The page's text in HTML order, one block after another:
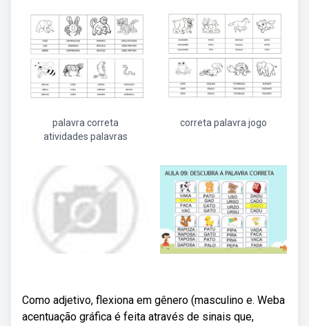
palavra correta
atividades palavras
correta palavra jogo
Como adjetivo, flexiona em gênero (masculino e. Weba
acentuação gráfica é feita através de sinais que,